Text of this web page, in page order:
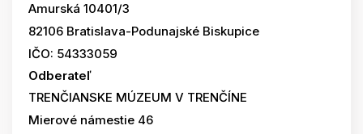
Amurská 10401/3
82106 Bratislava-Podunajské Biskupice
IČO: 54333059
Odberateľ
TRENČIANSKE MÚZEUM V TRENČÍNE
Mierové námestie 46